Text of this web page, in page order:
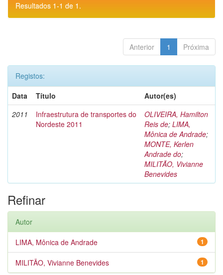
Resultados 1-1 de 1.
Anterior 1 Próxima
Registos:
Data
Título
Autor(es)
2011
Infraestrutura de transportes do
Nordeste 2011
OLIVEIRA, Hamilton
Reis de; LIMA,
Mônica de Andrade;
MONTE, Kerlen
Andrade do;
MILITÃO, Vivianne
Benevides
Refinar
Autor
1
LIMA, Mônica de Andrade
1
MILITÃO, Vivianne Benevides